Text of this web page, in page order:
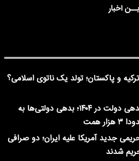
اخبار
و پاکستان؛ تولد یک ناتوی اسلامی؟
رکوردزنی بدهی دولت در ۱۴۰۴؛ بدهی دولتی‌ها به
همت
جدید آمریکا علیه ایران؛ دو صرافی
شدند